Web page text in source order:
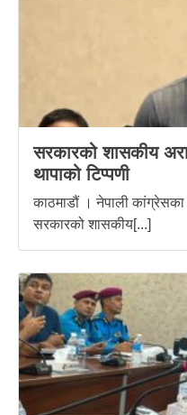
सरकारको शासकीय
थापाको टिप्पणी
काठमाडौं । नेपाली
सरकारको शासकीय[...]